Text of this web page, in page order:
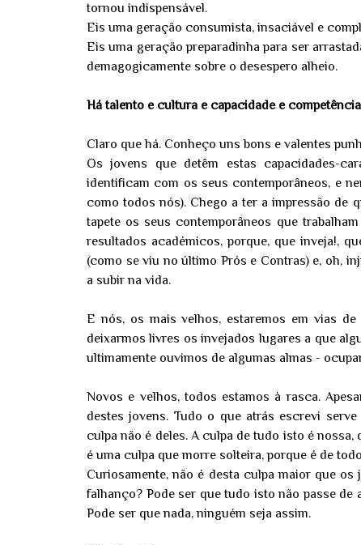
tornou indispensável.
Eis uma geração consumista, insaciável e
Eis uma geração preparadinha para ser
demagogicamente sobre o desespero alheio.
Há talento e cultura e capacidade e
Claro que há. Conheço uns bons e valentes
Os jovens que detêm estas capacidades-
identificam com os seus contemporâneos, e
como todos nós). Chego a ter a impressão de
tapete os seus contemporâneos que
resultados académicos, porque, que inveja!,
(como se viu no último Prós e Contras) e, oh,
a subir na vida.
E nós, os mais velhos, estaremos em vias
deixarmos livres os invejados lugares a que
ultimamente ouvimos de algumas almas -
Novos e velhos, todos estamos à rasca.
destes jovens. Tudo o que atrás escrevi
culpa não é deles. A culpa de tudo isto é
é uma culpa que morre solteira, porque é de
Curiosamente, não é desta culpa maior que
falhanço? Pode ser que tudo isto não passe de
Pode ser que nada, ninguém seja assim.